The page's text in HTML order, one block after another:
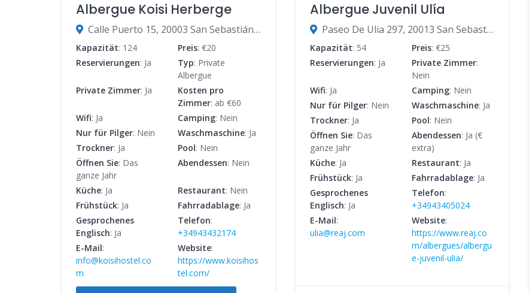
Albergue Koisi Herberge
Calle Puerto 15, 20003 San Sebastián, Gipuzkoa, Spanien
Kapazität: 124 Preis: €20
Reservierungen: Ja Typ: Private
Albergue
Private Zimmer: Ja
Kosten pro
Zimmer: ab €60
Wifi: Ja Camping: Nein
Nur für Pilger: Nein Waschmaschine: Ja
Trockner: Ja Pool: Nein
Öffnen Sie: Das
ganze Jahr
Abendessen: Nein
Küche: Ja Restaurant: Nein
Frühstück: Ja Fahrradablage: Ja
Gesprochenes
Englisch: Ja
Telefon:
+34943432174
E-Mail:
info@koisihostel.co
m
Website:
https://www.koisihos
tel.com/
Albergue Juvenil Ulía
Paseo De Ulia 297, 20013 San Sebastián, Gipuzkoa, Spanien
Kapazität: 54 Preis: €25
Reservierungen: Ja Private Zimmer:
Nein
Wifi: Ja Camping: Nein
Nur für Pilger: Nein Waschmaschine: Ja
Trockner: Ja Pool: Nein
Öffnen Sie: Das
ganze Jahr
Abendessen: Ja (€
extra)
Küche: Ja Restaurant: Ja
Frühstück: Ja Fahrradablage: Ja
Gesprochenes
Englisch: Ja
Telefon:
+34943405024
E-Mail:
ulia@reaj.com
Website:
https://www.reaj.co
m/albergues/albergu
e-juvenil-ulia/